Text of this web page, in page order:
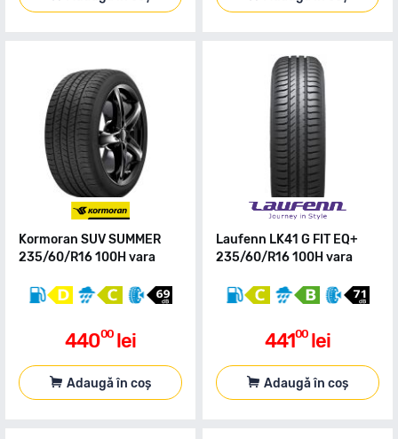
Kormoran SUV SUMMER
235/60/R16 100H vara
44000 lei
Adaugă în coș
Laufenn LK41 G FIT EQ+
235/60/R16 100H vara
44100 lei
Adaugă în coș